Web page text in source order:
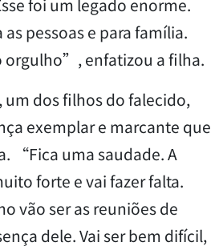
as pessoas e para família.
orgulho”, enfatizou a filha.
um dos filhos do falecido,
exemplar e marcante que
“Fica uma saudade. A
forte e vai fazer falta.
vão ser as reuniões de
dele. Vai ser bem difícil,